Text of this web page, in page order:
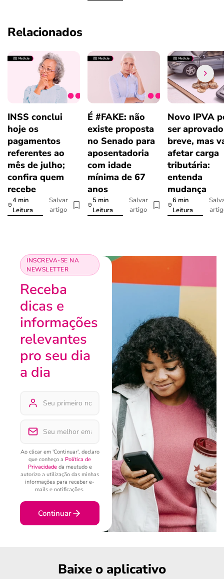
Relacionados
INSS conclui
hoje os
pagamentos
referentes ao
mês de julho;
confira quem
recebe
4 min
Leitura
Salvar
artigo
É #FAKE: não
existe proposta
no Senado para
aposentadoria
com idade
mínima de 67
anos
5 min
Leitura
Salvar
artigo
Novo IPVA
ser
breve, mas
afetar carga
tributária:
entenda
mudança
6 min
Leitura
INSCREVA-SE NA
NEWSLETTER
Receba
dicas e
informações
relevantes
pro seu dia
a dia
Ao clicar em 'Continuar', declaro
que conheço a Política de
Privacidadeda meutudo e
autorizo a utilização das minhas
informações para receber e-
mails e notificações.
Continuar
Baixe o aplicativo